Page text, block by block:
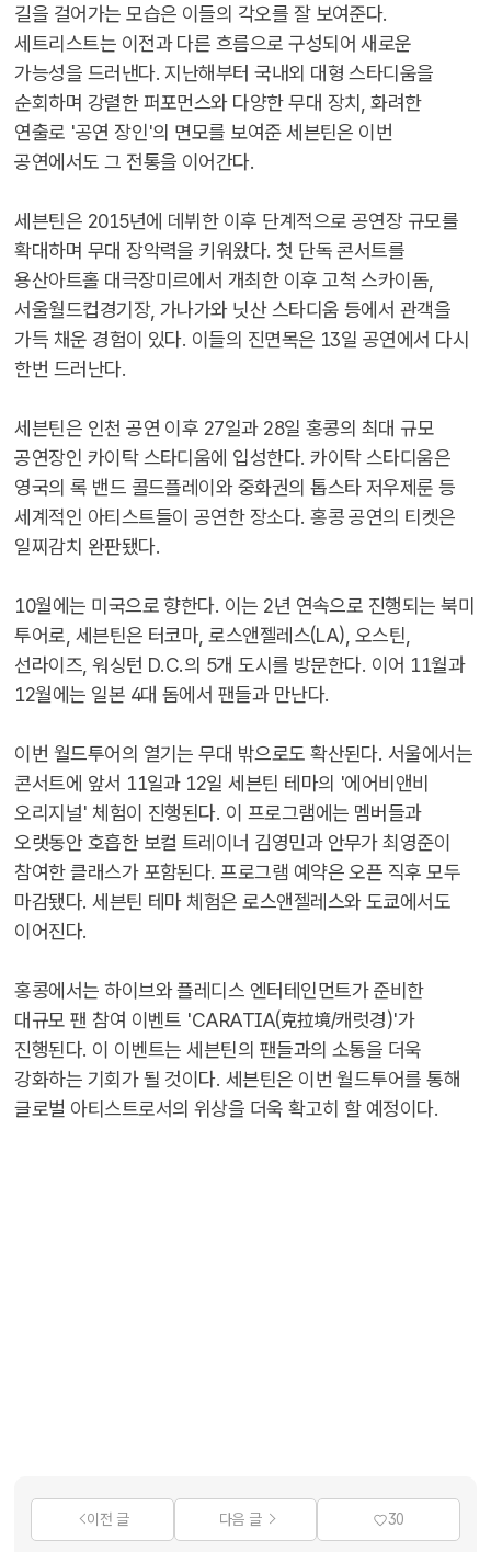
길을 걸어가는 모습은 이들의 각오를 잘 보여준다.
세트리스트는 이전과 다른 흐름으로 구성되어 새로운
가능성을 드러낸다. 지난해부터 국내외 대형 스타디움을
순회하며 강렬한 퍼포먼스와 다양한 무대 장치, 화려한
연출로 '공연 장인'의 면모를 보여준 세븐틴은 이번
공연에서도 그 전통을 이어간다.
세븐틴은 2015년에 데뷔한 이후 단계적으로 공연장 규모를
확대하며 무대 장악력을 키워왔다. 첫 단독 콘서트를
용산아트홀 대극장미르에서 개최한 이후 고척 스카이돔,
서울월드컵경기장, 가나가와 닛산 스타디움 등에서 관객을
가득 채운 경험이 있다. 이들의 진면목은 13일 공연에서 다시
한번 드러난다.
세븐틴은 인천 공연 이후 27일과 28일 홍콩의 최대 규모
공연장인 카이탁 스타디움에 입성한다. 카이탁 스타디움은
영국의 록 밴드 콜드플레이와 중화권의 톱스타 저우제룬 등
세계적인 아티스트들이 공연한 장소다. 홍콩 공연의 티켓은
일찌감치 완판됐다.
10월에는 미국으로 향한다. 이는 2년 연속으로 진행되는 북미
투어로, 세븐틴은 터코마, 로스앤젤레스(LA), 오스틴,
선라이즈, 워싱턴 D.C.의 5개 도시를 방문한다. 이어 11월과
12월에는 일본 4대 돔에서 팬들과 만난다.
이번 월드투어의 열기는 무대 밖으로도 확산된다. 서울에서는
콘서트에 앞서 11일과 12일 세븐틴 테마의 '에어비앤비
오리지널' 체험이 진행된다. 이 프로그램에는 멤버들과
오랫동안 호흡한 보컬 트레이너 김영민과 안무가 최영준이
참여한 클래스가 포함된다. 프로그램 예약은 오픈 직후 모두
마감됐다. 세븐틴 테마 체험은 로스앤젤레스와 도쿄에서도
이어진다.
홍콩에서는 하이브와 플레디스 엔터테인먼트가 준비한
대규모 팬 참여 이벤트 'CARATIA(克拉境/캐럿경)'가
진행된다. 이 이벤트는 세븐틴의 팬들과의 소통을 더욱
강화하는 기회가 될 것이다. 세븐틴은 이번 월드투어를 통해
글로벌 아티스트로서의 위상을 더욱 확고히 할 예정이다.
이전 글 다음 글 30